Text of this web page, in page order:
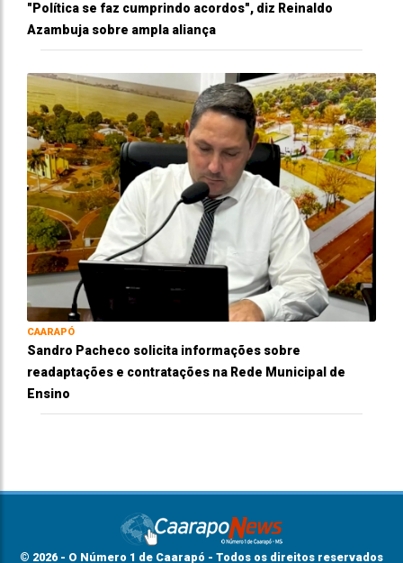
"Política se faz cumprindo acordos", diz Reinaldo
Azambuja sobre ampla aliança
CAARAPÓ
Sandro Pacheco solicita informações sobre
readaptações e contratações na Rede Municipal de
Ensino
© 2026 - O Número 1 de Caarapó - Todos os direitos reservados